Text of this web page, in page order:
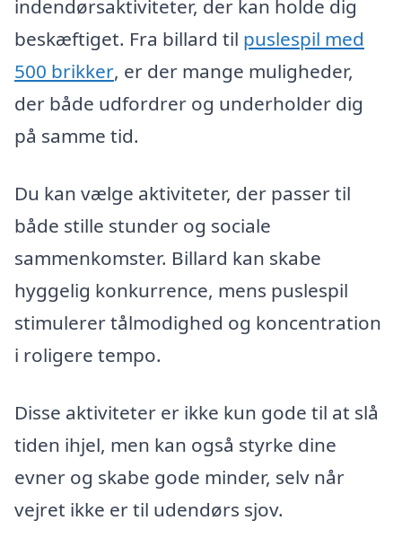
indendørsaktiviteter, der kan holde dig
beskæftiget. Fra billard til puslespil med
500 brikker, er der mange muligheder,
der både udfordrer og underholder dig
på samme tid.
Du kan vælge aktiviteter, der passer til
både stille stunder og sociale
sammenkomster. Billard kan skabe
hyggelig konkurrence, mens puslespil
stimulerer tålmodighed og koncentration
i roligere tempo.
Disse aktiviteter er ikke kun gode til at slå
tiden ihjel, men kan også styrke dine
evner og skabe gode minder, selv når
vejret ikke er til udendørs sjov.